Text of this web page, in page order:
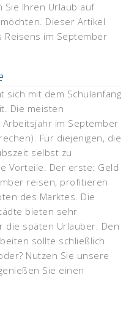
Sie Ihren Urlaub auf
Dieser Artikel
Reisens im September
sich mit dem Schulanfang
Die meisten
im September
Für diejenigen, die
selbst zu
Vorteile. Der erste: Geld
reisen, profitieren
des Marktes. Die
bieten sehr
die späten Urlauber. Den
sollte schließlich
Nutzen Sie unsere
Sie einen